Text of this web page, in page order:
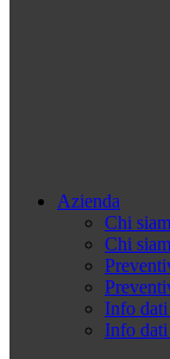
Azienda
Chi
Chi
Info
Info